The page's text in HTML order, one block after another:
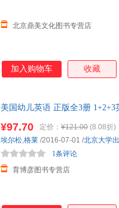
北京鼎美文化图书专营店
加入购物车 收藏
美国幼儿英语 正版全3册
¥97.70 定价： ¥121.00 (8.08折)
育博彦图书专营店
1条评论
埃尔松,格莱 /2016-07-01 /北京大学